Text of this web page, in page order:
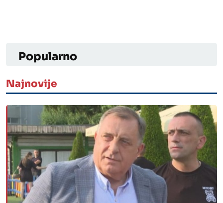
Popularno
Najnovije